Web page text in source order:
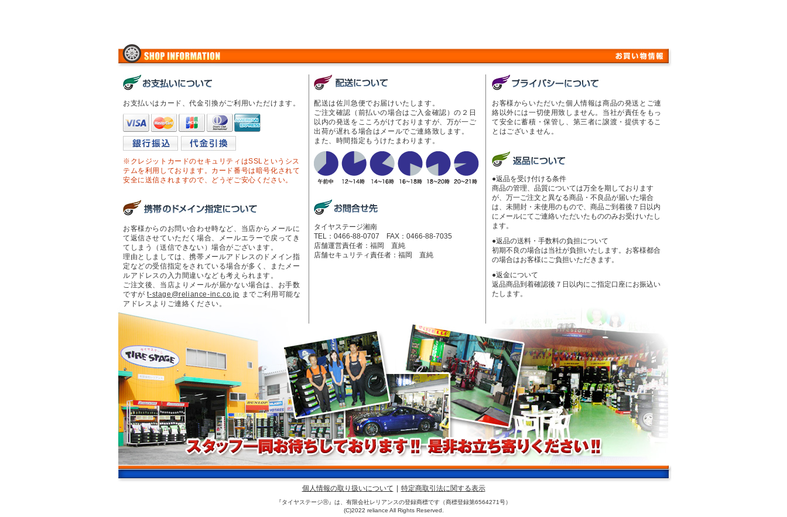
お支払いはカード、代金引換がご利用いただけます。
※クレジットカードのセキュリティはSSLというシス
テムを利用しております。カード番号は暗号化されて
安全に送信されますので、どうぞご安心ください。
お客様からのお問い合わせ時など、当店からメールに
て返信させていただく場合、メールエラーで戻ってき
てしまう（送信できない）場合がございます。
理由としましては、携帯メールアドレスのドメイン指
定などの受信指定をされている場合が多く、またメー
ルアドレスの入力間違いなども考えられます。
ご注文後、当店よりメールが届かない場合は、お手数
ですがt-stage@reliance-inc.co.jp までご利用可能な
アドレスよりご連絡ください。
配送は佐川急便でお届けいたします。
ご注文確認（前払いの場合はご入金確認）の２日
以内の発送をこころがけておりますが、万が一ご
出荷が遅れる場合はメールでご連絡致します。
また、時間指定もうけたまわります。
タイヤステージ湘南
TEL：0466-88-0707 FAX：0466-88-7035
店舗運営責任者：福岡 直純
店舗セキュリティ責任者：福岡 直純
お客様からいただいた個人情報は商品の発送とご連
絡以外には一切使用致しません。当社が責任をもっ
て安全に蓄積・保管し、第三者に譲渡・提供するこ
とはございません。
●返品を受け付ける条件
商品の管理、品質については万全を期しております
が、万一ご注文と異なる商品・不良品が届いた場合
は、未開封・未使用のもので、商品ご到着後７日以内
にメールにてご連絡いただいたもののみお受けいたし
ます。
●返品の送料・手数料の負担について
初期不良の場合は当社が負担いたします。お客様都合
の場合はお客様にご負担いただきます。
●返金について
返品商品到着確認後７日以内にご指定口座にお振込い
たします。
個人情報の取り扱いについて 特定商取引法に関する表示
『タイヤステージⓇ』は、有限会社レリアンスの登録商標です（商標登録第6564271号）
(C)2022 reliance All Rights Reserved.